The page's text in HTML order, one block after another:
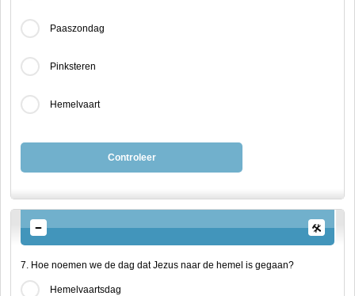
Paaszondag
Pinksteren
Hemelvaart
Controleer
7. Hoe noemen we de dag dat Jezus naar de hemel is gegaan?
Hemelvaartsdag